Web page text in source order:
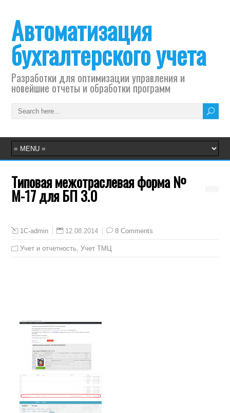
Автоматизация
бухгалтерского учета
Разработки для оптимизации управления и
новейшие отчеты и обработки программ
Типовая межотраслевая форма №
М-17 для БП 3.0
1C-admin 12.08.2014 8 Comments
Учет и отчетность,Учет ТМЦ